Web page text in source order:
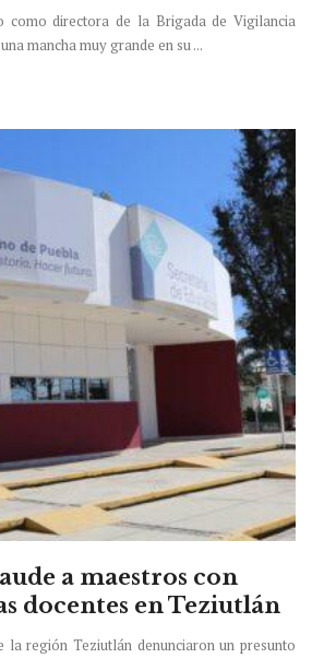
como directora de la Brigada de Vigilancia
mancha muy grande en su ...
a maestros con
docentes en Teziutlán
la región Teziutlán denunciaron un presunto